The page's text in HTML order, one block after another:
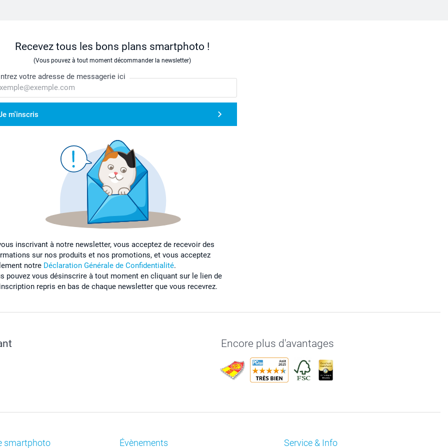
Recevez tous les bons plans smartphoto !
(Vous pouvez à tout moment décommander la newsletter)
votre adresse de messagerie ici
m'inscris
inscrivant à notre newsletter, vous acceptez de recevoir des
sur nos produits et nos promotions, et vous acceptez
notre Déclaration Générale de Confidentialité.
pouvez vous désinscrire à tout moment en cliquant sur le lien de
repris en bas de chaque newsletter que vous recevrez.
Encore plus d'avantages
smartphoto Évènements Service & Info